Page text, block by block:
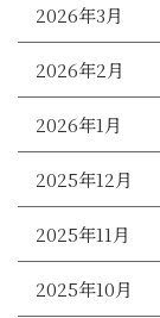
2026年3月
2026年2月
2026年1月
2025年12月
2025年11月
2025年10月